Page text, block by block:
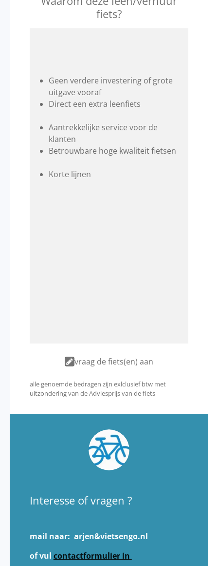
fiets?
Geen verdere investering of grote
uitgave vooraf
Direct een extra leenfiets
Aantrekkelijke service voor de
klanten
Betrouwbare hoge kwaliteit fietsen
Korte lijnen
vraag de fiets(en) aan
alle genoemde bedragen zijn exlclusief btw met
uitzondering van de Adviesprijs van de fiets
Interesse of vragen ?
mail naar: arjen&vietsengo.nl
of vul contactformulier in